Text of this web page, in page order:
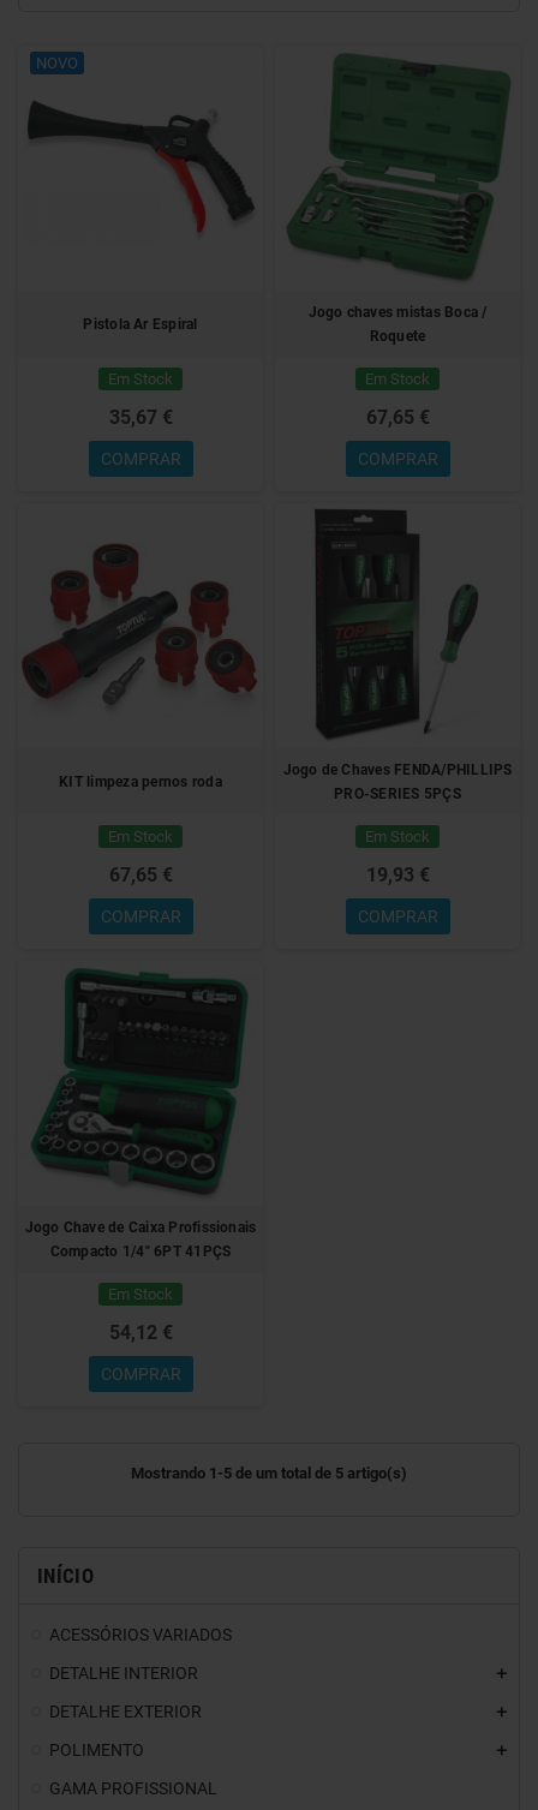
INÍCIO
ACESSÓRIOS VARIADOS
DETALHE INTERIOR
DETALHE EXTERIOR
POLIMENTO
GAMA PROFISSIONAL
NOVO
Pistola Ar Espiral
Em Stock
35,67 €
COMPRAR
Jogo chaves mistas Boca /
Roquete
Em Stock
67,65 €
COMPRAR
KIT limpeza pernos roda
Em Stock
67,65 €
COMPRAR
Jogo de Chaves FENDA/PHILLIPS
PRO-SERIES 5PÇS
Em Stock
19,93 €
COMPRAR
Jogo Chave de Caixa Profissionais
Compacto 1/4" 6PT 41PÇS
Em Stock
54,12 €
COMPRAR
Mostrando 1-5 de um total de 5 artigo(s)